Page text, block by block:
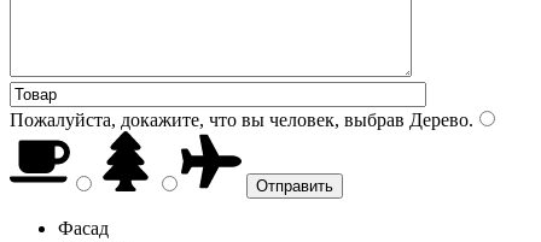
Пожалуйста, докажите, что вы человек, выбрав Дерево.
Фасад